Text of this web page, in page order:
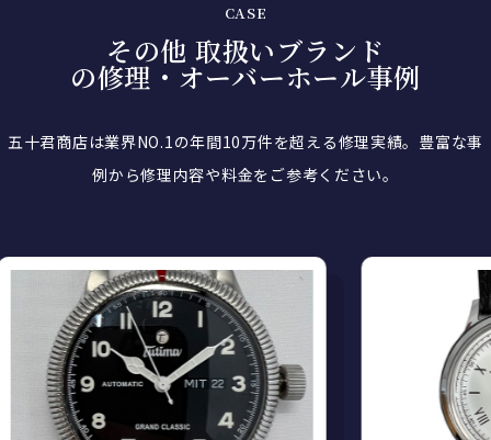
CASE
その他 取扱いブランド
の修理・オーバーホール事例
五十君商店は業界NO.1の年間10万件を超える修理実績。 豊富な事
例から修理内容や料金をご参考ください。